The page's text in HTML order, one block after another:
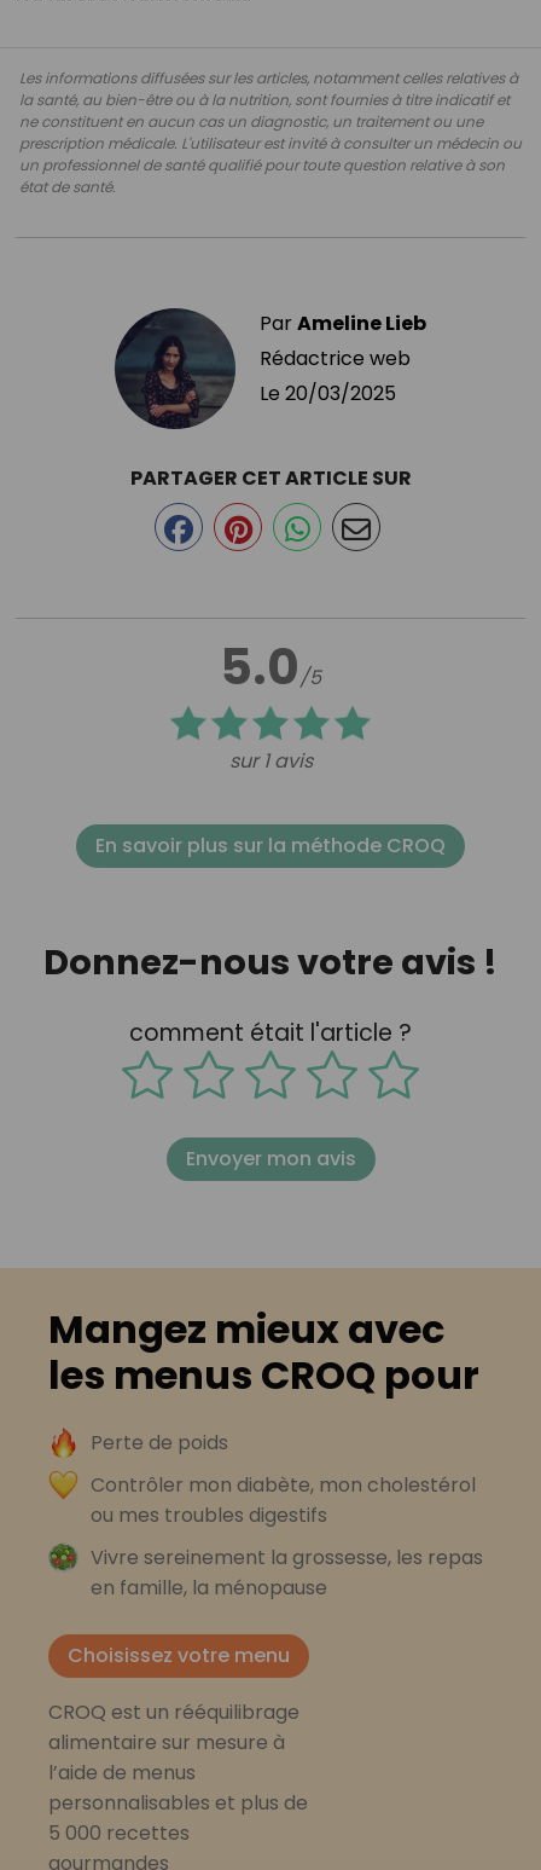
Les informations diffusées sur les articles, notamment celles relatives à
la santé, au bien-être ou à la nutrition, sont fournies à titre indicatif et
ne constituent en aucun cas un diagnostic, un traitement ou une
prescription médicale. L'utilisateur est invité à consulter un médecin ou
un professionnel de santé qualifié pour toute question relative à son
état de santé.
ParAmeline Lieb
Rédactrice web
Le 20/03/2025
5.0/5
sur 1 avis
PARTAGER CET ARTICLE SUR
En savoir plus sur la méthode CROQ
Donnez-nous votre avis !
comment était l'article ?
Envoyer mon avis
Mangez mieux avec
les menus CROQ pour
Perte de poids
Contrôler mon diabète, mon cholestérol
ou mes troubles digestifs
Vivre sereinement la grossesse, les repas
en famille, la ménopause
Choisissez votre menu
CROQ est un rééquilibrage
alimentaire sur mesure à
l’aide de menus
personnalisables et plus de
5 000 recettes
gourmandes